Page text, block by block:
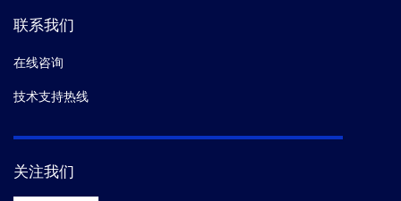
联系我们
在线咨询
技术支持热线
关注我们